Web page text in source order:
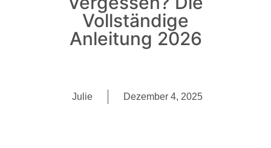
Vollständige
Anleitung 2026
Julie Dezember 4, 2025